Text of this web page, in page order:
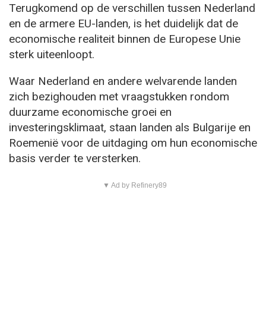
Terugkomend op de verschillen tussen Nederland
en de armere EU-landen, is het duidelijk dat de
economische realiteit binnen de Europese Unie
sterk uiteenloopt.
Waar Nederland en andere welvarende landen
zich bezighouden met vraagstukken rondom
duurzame economische groei en
investeringsklimaat, staan landen als Bulgarije en
Roemenië voor de uitdaging om hun economische
basis verder te versterken.
▼ Ad by Refinery89